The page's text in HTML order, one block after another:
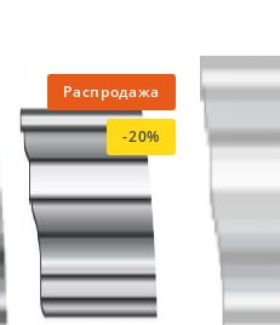
Распродажа
-20%